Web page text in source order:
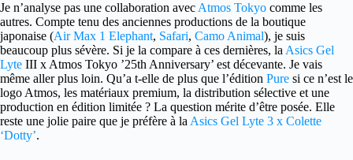
Je n’analyse pas une collaboration avec Atmos Tokyo comme les
autres. Compte tenu des anciennes productions de la boutique
japonaise (Air Max 1 Elephant, Safari, Camo Animal), je suis
beaucoup plus sévère. Si je la compare à ces dernières, la Asics Gel
Lyte III x Atmos Tokyo ’25th Anniversary’ est décevante. Je vais
même aller plus loin. Qu’a t-elle de plus que l’édition Pure si ce n’est le
logo Atmos, les matériaux premium, la distribution sélective et une
production en édition limitée ? La question mérite d’être posée. Elle
reste une jolie paire que je préfère à la Asics Gel Lyte 3 x Colette
‘Dotty’.